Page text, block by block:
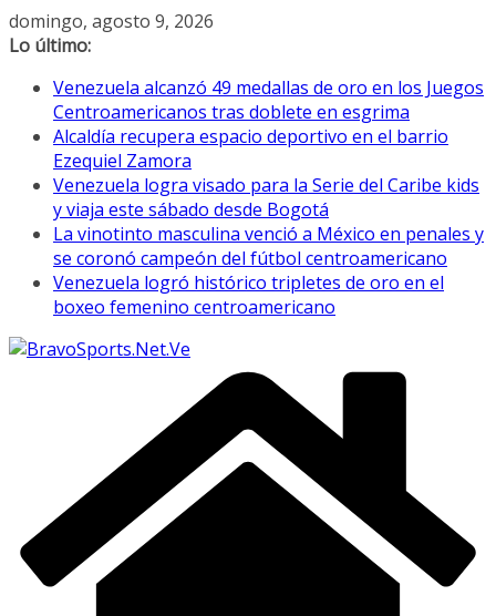
Saltar
al
domingo, agosto 9, 2026
Lo último:
Venezuela alcanzó 49 medallas de oro en los Juegos
Centroamericanos tras doblete en esgrima
Alcaldía recupera espacio deportivo en el barrio
Ezequiel Zamora
Venezuela logra visado para la Serie del Caribe kids
y viaja este sábado desde Bogotá
La vinotinto masculina venció a México en penales y
se coronó campeón del fútbol centroamericano
Venezuela logró histórico tripletes de oro en el
boxeo femenino centroamericano